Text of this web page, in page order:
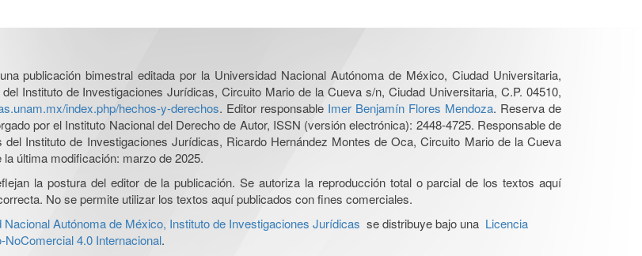
publicación bimestral editada por la Universidad Nacional Autónoma de México, Ciudad Universitaria,
Instituto de Investigaciones Jurídicas, Circuito Mario de la Cueva s/n, Ciudad Universitaria, C.P. 04510,
index.php/hechos-y-derechos. Editor responsable Imer Benjamín Flores Mendoza. Reserva de
por el Instituto Nacional del Derecho de Autor, ISSN (versión electrónica): 2448-4725. Responsable de
Instituto de Investigaciones Jurídicas, Ricardo Hernández Montes de Oca, Circuito Mario de la Cueva
última modificación: marzo de 2025.
la postura del editor de la publicación. Se autoriza la reproducción total o parcial de los textos aquí
No se permite utilizar los textos aquí publicados con fines comerciales.
Nacional Autónoma de México, Instituto de Investigaciones Jurídicas se distribuye bajo una Licencia
4.0 Internacional.